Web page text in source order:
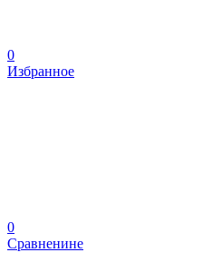
0
Избранное
0
Сравненине